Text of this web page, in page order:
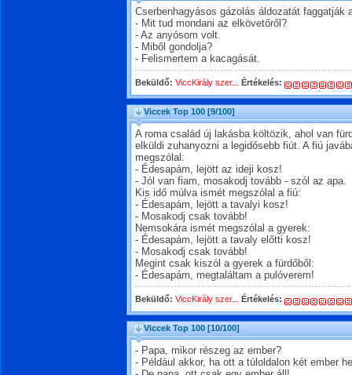
Cserbenhagyásos gázolás áldozatát faggatják
- Mit tud mondani az elkövetőről?
- Az anyósom volt.
- Miből gondolja?
- Felismertem a kacagását.
Beküldő: ViccKirály szer... Értékelés:
Viccek Top 100 [9/100]
A roma család új lakásba költözik, ahol van
elküldi zuhanyozni a legidősebb fiút. A fiú
megszólal:
- Édesapám, lejött az ideji kosz!
- Jól van fiam, mosakodj tovább - szól az apa.
Kis idő múlva ismét megszólal a fiú:
- Édesapám, lejött a tavalyi kosz!
- Mosakodj csak tovább!
Nemsokára ismét megszólal a gyerek:
- Édesapám, lejött a tavaly előtti kosz!
- Mosakodj csak tovább!
Megint csak kiszól a gyerek a fürdőből:
- Édesapám, megtaláltam a pulóverem!
Beküldő: ViccKirály szer... Értékelés:
Viccek Top 100 [10/100]
- Papa, mikor részeg az ember?
- Például akkor, ha ott a túloldalon két ember